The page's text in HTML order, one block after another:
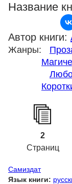
Название
Автор книги:
Жанры:
2
Страниц
Самиздат
Язык книги: